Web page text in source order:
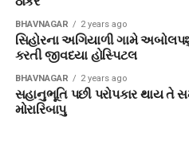
BHAVNAGAR 2 years ago
સિહોરના અગિયાળી ગામે
કરતી જીવદયા હોસ્પિટલ
BHAVNAGAR 2 years ago
સહાનુભૂતિ પછી પરોપકાર થાય તે
મોરારિબાપુ